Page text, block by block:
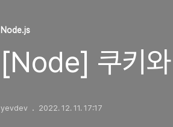
Node.js
[Node] 쿠키
yevdev 2022. 12. 11. 17:17